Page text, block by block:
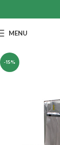
MENU
-15%